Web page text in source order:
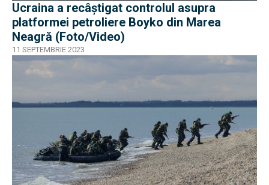
Ucraina a recâștigat controlul asupra
platformei petroliere Boyko din Marea
Neagră (Foto/Video)
11 SEPTEMBRIE 2023